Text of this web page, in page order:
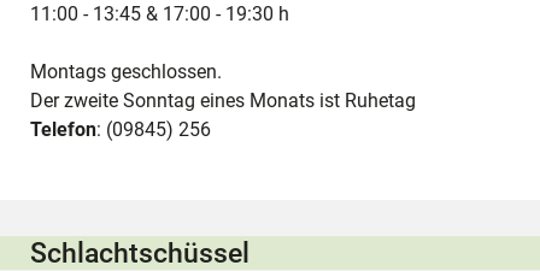
11:00 - 13:45 & 17:00 - 19:30 h
Montags geschlossen.
Der zweite Sonntag eines Monats ist Ruhetag
Telefon: (09845) 256
Schlachtschüssel